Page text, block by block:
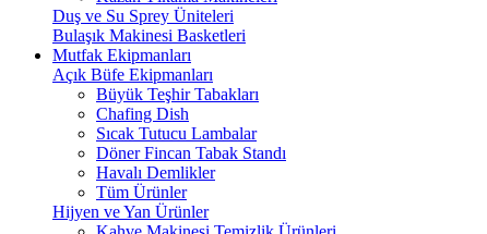
Duş ve Su Sprey Üniteleri
Bulaşık Makinesi Basketleri
Mutfak Ekipmanları
Açık Büfe Ekipmanları
Büyük Teşhir Tabakları
Chafing Dish
Sıcak Tutucu Lambalar
Döner Fincan Tabak Standı
Havalı Demlikler
Tüm Ürünler
Hijyen ve Yan Ürünler